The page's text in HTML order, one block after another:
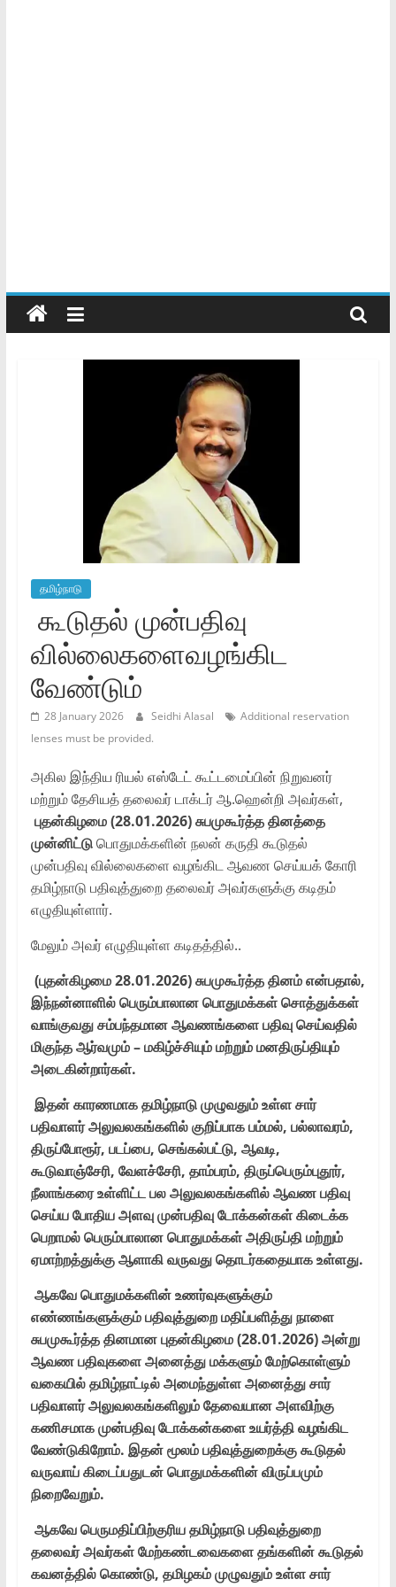
தமிழ்நாடு
கூடுதல் முன்பதிவு
வில்லைகளைவழங்கிட
வேண்டும்
28 January 2026 Seidhi Alasal
Additional reservation
lenses must be provided.
அகில இந்திய ரியல் எஸ்டேட் கூட்டமைப்பின் நிறுவனர்
மற்றும் தேசியத் தலைவர் டாக்டர் ஆ.ஹென்றி அவர்கள்,
புதன்கிழமை (28.01.2026) சுபமுகூர்த்த தினத்தை
முன்னிட்டுபொதுமக்களின் நலன் கருதி கூடுதல்
முன்பதிவு வில்லைகளை வழங்கிட ஆவண செய்யக் கோரி
தமிழ்நாடு பதிவுத்துறை தலைவர் அவர்களுக்கு கடிதம்
எழுதியுள்ளார்.
மேலும் அவர் எழுதியுள்ள கடிதத்தில்..
(புதன்கிழமை 28.01.2026) சுபமுகூர்த்த தினம் என்பதால்,
இந்நன்னாளில் பெரும்பாலான பொதுமக்கள் சொத்துக்கள்
வாங்குவது சம்பந்தமான ஆவணங்களை பதிவு செய்வதில்
மிகுந்த ஆர்வமும் – மகிழ்ச்சியும் மற்றும் மனதிருப்தியும்
அடைகின்றார்கள்.
இதன் காரணமாக தமிழ்நாடு முழுவதும் உள்ள சார்
பதிவாளர் அலுவலகங்களில் குறிப்பாக பம்மல், பல்லாவரம்,
திருப்போரூர், படப்பை, செங்கல்பட்டு, ஆவடி,
கூடுவாஞ்சேரி, வேளச்சேரி, தாம்பரம், திருப்பெரும்புதூர்,
நீலாங்கரை உள்ளிட்ட பல அலுவலகங்களில் ஆவண பதிவு
செய்ய போதிய அளவு முன்பதிவு டோக்கன்கள் கிடைக்க
பெறாமல் பெரும்பாலான பொதுமக்கள் அதிருப்தி மற்றும்
ஏமாற்றத்துக்கு ஆளாகி வருவது தொடர்கதையாக உள்ளது.
ஆகவே பொதுமக்களின் உணர்வுகளுக்கும்
எண்ணங்களுக்கும் பதிவுத்துறை மதிப்பளித்து நாளை
சுபமுகூர்த்த தினமான புதன்கிழமை (28.01.2026) அன்று
ஆவண பதிவுகளை அனைத்து மக்களும் மேற்கொள்ளும்
வகையில் தமிழ்நாட்டில் அமைந்துள்ள அனைத்து சார்
பதிவாளர் அலுவலகங்களிலும் தேவையான அளவிற்கு
கணிசமாக முன்பதிவு டோக்கன்களை உயர்த்தி வழங்கிட
வேண்டுகிறோம். இதன் மூலம் பதிவுத்துறைக்கு கூடுதல்
வருவாய் கிடைப்பதுடன் பொதுமக்களின் விருப்பமும்
நிறைவேறும்.
ஆகவே பெருமதிப்பிற்குரிய தமிழ்நாடு பதிவுத்துறை
தலைவர் அவர்கள் மேற்கண்டவைகளை தங்களின் கூடுதல்
கவனத்தில் கொண்டு, தமிழகம் முழுவதும் உள்ள சார்